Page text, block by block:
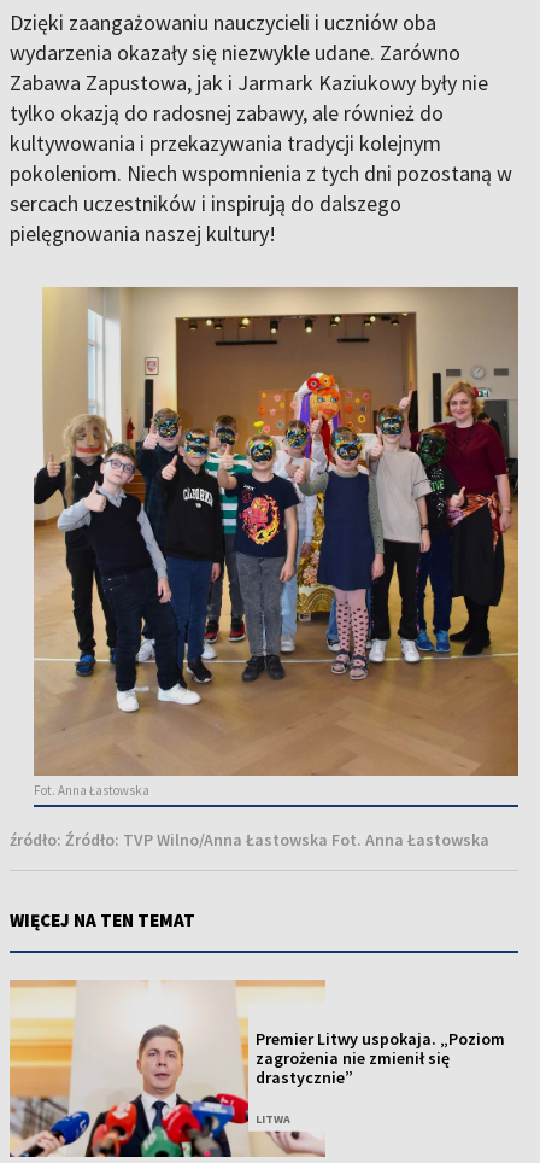
Dzięki zaangażowaniu nauczycieli i uczniów oba
wydarzenia okazały się niezwykle udane. Zarówno
Zabawa Zapustowa, jak i Jarmark Kaziukowy były nie
tylko okazją do radosnej zabawy, ale również do
kultywowania i przekazywania tradycji kolejnym
pokoleniom. Niech wspomnienia z tych dni pozostaną w
sercach uczestników i inspirują do dalszego
pielęgnowania naszej kultury!
Fot. Anna Łastowska
źródło: Źródło: TVP Wilno/Anna Łastowska Fot. Anna Łastowska
WIĘCEJ NA TEN TEMAT
Premier Litwy uspokaja. „Poziom
zagrożenia nie zmienił się
drastycznie”
LITWA